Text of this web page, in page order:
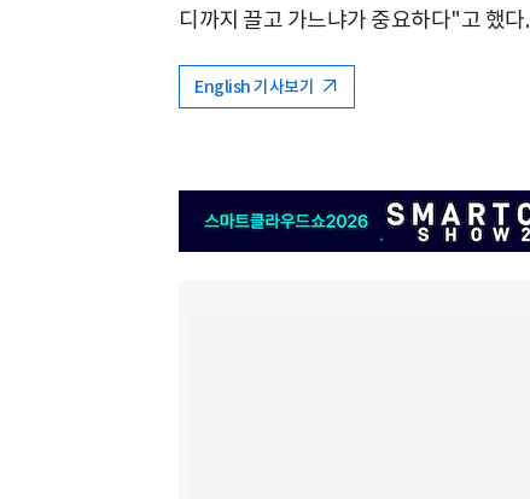
디까지 끌고 가느냐가 중요하다"고 했다.
English 기사보기